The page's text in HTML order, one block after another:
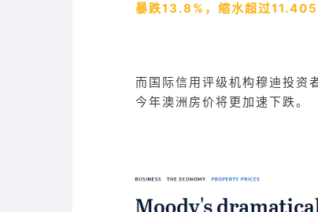
暴跌13.8%，缩水超过11.405
而国际信用评级机构穆迪投
今年澳洲房价将更加速下跌。